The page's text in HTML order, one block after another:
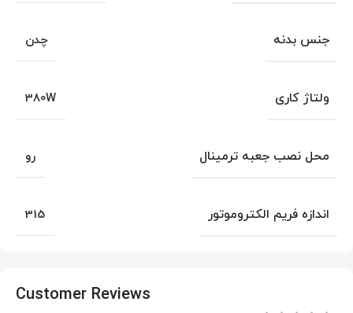
جنس بدنه چدن
ولتاژ کاری 380W
محل نصب جعبه ترمینال رو
اندازه فریم الکتروموتور 315
Customer Reviews